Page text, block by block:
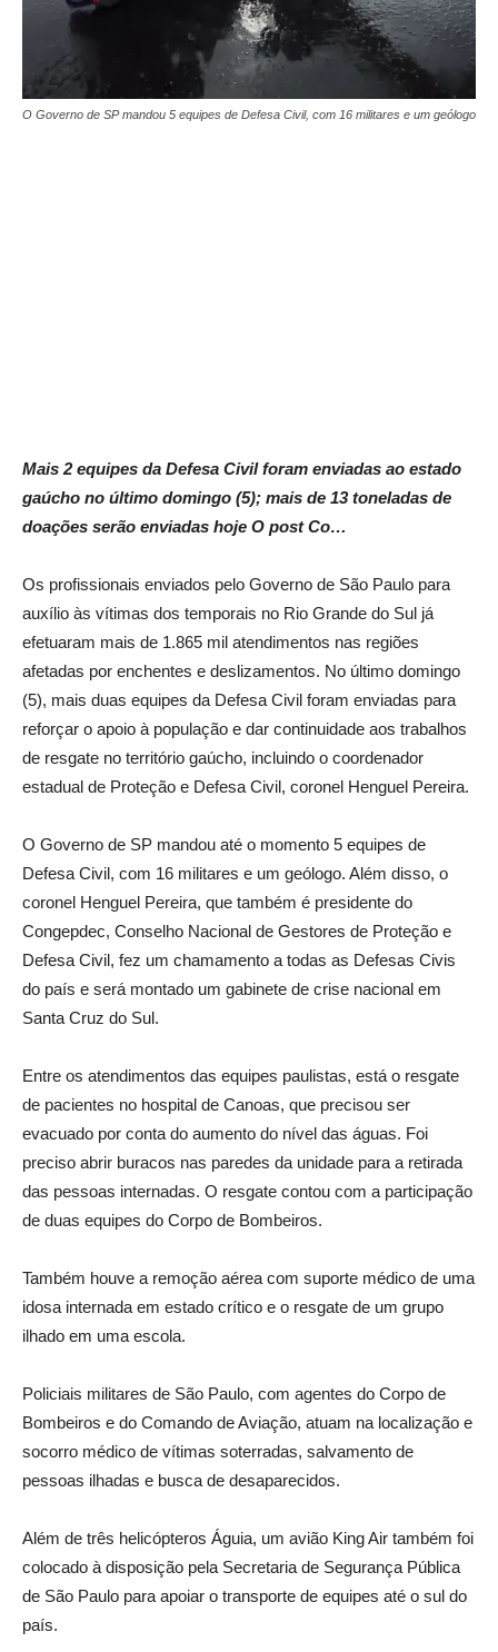
O Governo de SP mandou 5 equipes de Defesa Civil, com 16 militares e um geólogo
Mais 2 equipes da Defesa Civil foram enviadas ao estado
gaúcho no último domingo (5); mais de 13 toneladas de
doações serão enviadas hoje O post Co…
Os profissionais enviados pelo Governo de São Paulo para
auxílio às vítimas dos temporais no Rio Grande do Sul já
efetuaram mais de 1.865 mil atendimentos nas regiões
afetadas por enchentes e deslizamentos. No último domingo
(5), mais duas equipes da Defesa Civil foram enviadas para
reforçar o apoio à população e dar continuidade aos trabalhos
de resgate no território gaúcho, incluindo o coordenador
estadual de Proteção e Defesa Civil, coronel Henguel Pereira.
O Governo de SP mandou até o momento 5 equipes de
Defesa Civil, com 16 militares e um geólogo. Além disso, o
coronel Henguel Pereira, que também é presidente do
Congepdec, Conselho Nacional de Gestores de Proteção e
Defesa Civil, fez um chamamento a todas as Defesas Civis
do país e será montado um gabinete de crise nacional em
Santa Cruz do Sul.
Entre os atendimentos das equipes paulistas, está o resgate
de pacientes no hospital de Canoas, que precisou ser
evacuado por conta do aumento do nível das águas. Foi
preciso abrir buracos nas paredes da unidade para a retirada
das pessoas internadas. O resgate contou com a participação
de duas equipes do Corpo de Bombeiros.
Também houve a remoção aérea com suporte médico de uma
idosa internada em estado crítico e o resgate de um grupo
ilhado em uma escola.
Policiais militares de São Paulo, com agentes do Corpo de
Bombeiros e do Comando de Aviação, atuam na localização e
socorro médico de vítimas soterradas, salvamento de
pessoas ilhadas e busca de desaparecidos.
Além de três helicópteros Águia, um avião King Air também foi
colocado à disposição pela Secretaria de Segurança Pública
de São Paulo para apoiar o transporte de equipes até o sul do
país.